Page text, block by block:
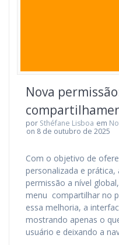
Nova
por Sthéfane Lisboa em
on 8 de outubro de 2025
Com o objetivo de
personalizada e
permissão a nível
menu compartilhar no
essa melhoria, a
mostrando apenas o
usuário e deixando a